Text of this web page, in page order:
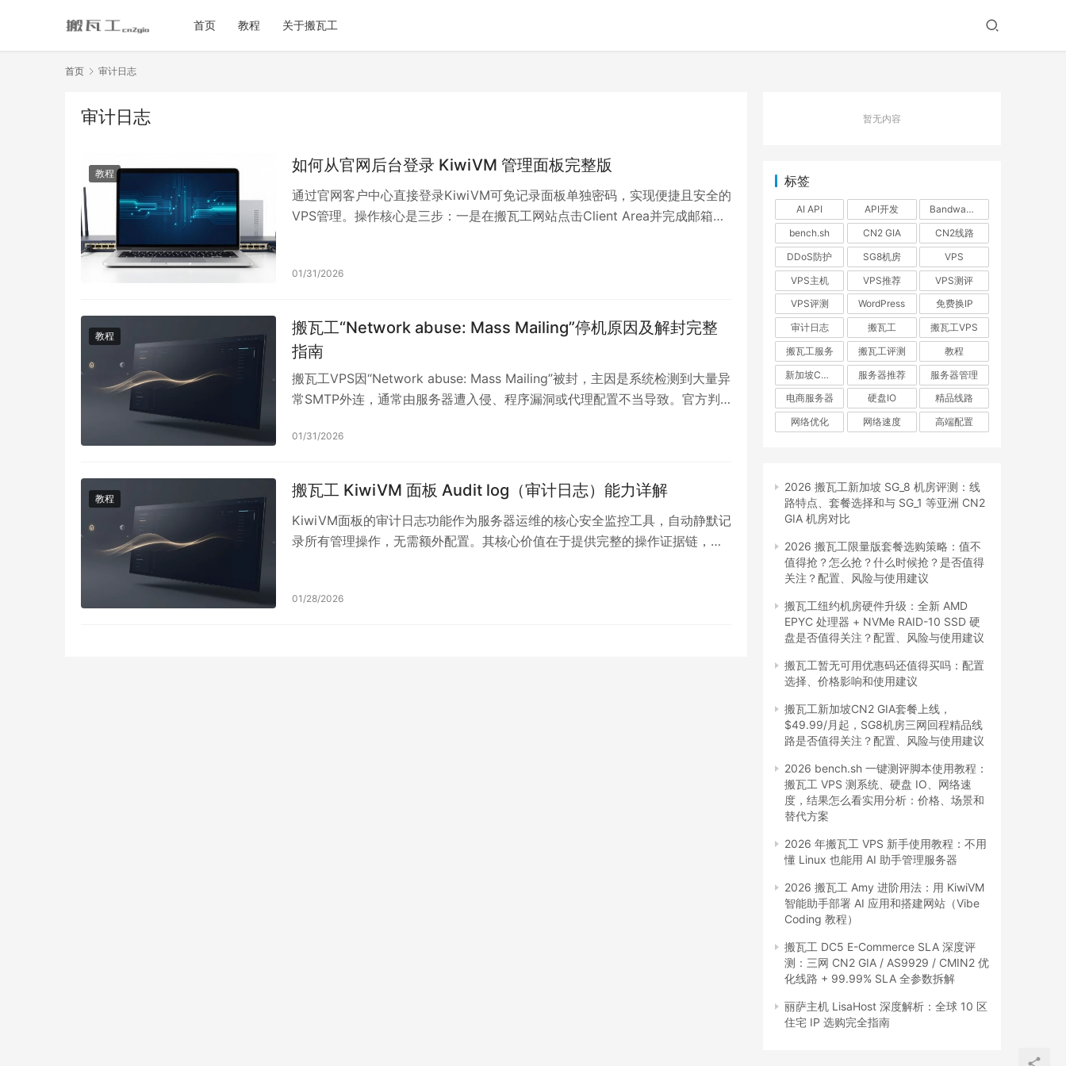
首页 教程 关于搬瓦工
首页 审计日志
审计日志
教程 如何从官网后台登录 KiwiVM 管理面板完整版
通过官网客户中心直接登录KiwiVM可免记录面板单独密码，实现便捷且安全的
VPS管理。操作核心是三步：一是在搬瓦工网站点击Client Area并完成邮箱与
KiwiVM，系统会在新标签页打开仪表盘并完成会话。登录后应核对面板显示的
备份、机房迁移与线路调整，以及通过Audit Log进行安全审计。
01/31/2026
教程
搬瓦工“Network abuse: Mass Mailing”停机原因及解封完整
指南
搬瓦工VPS因“Network abuse: Mass Mailing”被封，主因是系统检测到大量异
常SMTP外连，通常由服务器遭入侵、程序漏洞或代理配置不当导致。官方判
会，耗尽后将面临长期停机。解封后必须立即重装纯净操作系统，否则问题会
担安全责任，频繁违规可能使服务器被标记为不可信，影响后续使用。
01/31/2026
教程 搬瓦工 KiwiVM 面板 Audit log（审计日志）能力详解
KiwiVM面板的审计日志功能作为服务器运维的核心安全监控工具，自动静默记
录所有管理操作，无需额外配置。其核心价值在于提供完整的操作证据链，包
Root密码重置、机房迁移等），并明确127.0.0.1记录属官方合法跳转。管理员
01/28/2026
暂无内容
标签
AI API API开发
BandwagonHost
bench.sh
CN2 GIA
CN2线路
DDoS防护
SG8机房
VPS
VPS主机
VPS推荐
VPS测评
VPS评测
WordPress
免费换IP
审计日志
搬瓦工
搬瓦工VPS
搬瓦工服务
搬瓦工评测
教程
新加坡CN2 GIA
服务器推荐
服务器管理
电商服务器
硬盘IO
精品线路
网络优化
网络速度 高端配置
2026 搬瓦工新加坡 SG_8 机房评测：线
路特点、套餐选择和与 SG_1 等亚洲 CN2
GIA 机房对比
2026 搬瓦工限量版套餐选购策略：值不
值得抢？怎么抢？什么时候抢？是否值得
关注？配置、风险与使用建议
搬瓦工纽约机房硬件升级：全新 AMD
EPYC 处理器 + NVMe RAID-10 SSD 硬
盘是否值得关注？配置、风险与使用建议
搬瓦工暂无可用优惠码还值得买吗：配置
选择、价格影响和使用建议
搬瓦工新加坡CN2 GIA套餐上线，
$49.99/月起，SG8机房三网回程精品线
路是否值得关注？配置、风险与使用建议
2026 bench.sh 一键测评脚本使用教程：
搬瓦工 VPS 测系统、硬盘 IO、网络速
度，结果怎么看实用分析：价格、场景和
替代方案
2026 年搬瓦工 VPS 新手使用教程：不用
懂 Linux 也能用 AI 助手管理服务器
2026 搬瓦工 Amy 进阶用法：用 KiwiVM
智能助手部署 AI 应用和搭建网站（Vibe
Coding 教程）
搬瓦工 DC5 E-Commerce SLA 深度评
测：三网 CN2 GIA / AS9929 / CMIN2 优
化线路 + 99.99% SLA 全参数拆解
丽萨主机 LisaHost 深度解析：全球 10 区
住宅 IP 选购完全指南